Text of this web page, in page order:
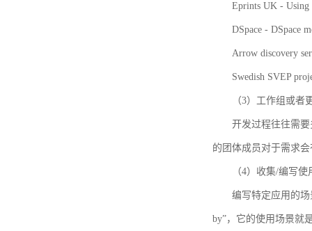
Eprints UK - Using
DSpace - DSpace
Arrow discovery
Swedish SVEP
（3）工作组或者
开发过程往往需
的团体成员对于需求
（4）收集/编写
编写特定应用的场
by”，它的使用场景就